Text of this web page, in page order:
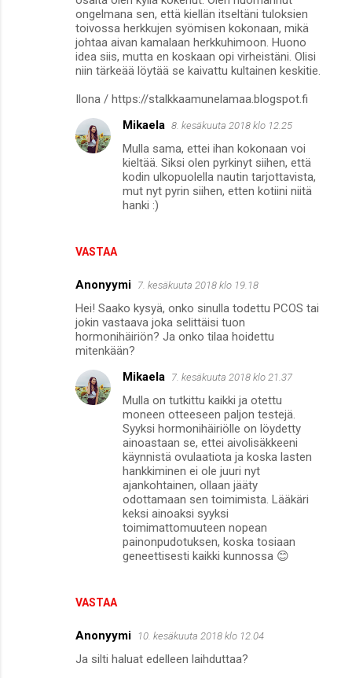
ongelmana sen, että kiellän itseltäni tuloksien
toivossa herkkujen syömisen kokonaan, mikä
johtaa aivan kamalaan herkkuhimoon. Huono
idea siis, mutta en koskaan opi virheistäni. Olisi
niin tärkeää löytää se kaivattu kultainen keskitie.
Ilona / https://stalkkaamunelamaa.blogspot.fi
VASTAA
Mikaela 8. kesäkuuta 2018 klo 12.25
Mulla sama, ettei ihan kokonaan voi
kieltää. Siksi olen pyrkinyt siihen, että
kodin ulkopuolella nautin tarjottavista,
mut nyt pyrin siihen, etten kotiini niitä
hanki :)
Anonyymi 7. kesäkuuta 2018 klo 19.18
Hei! Saako kysyä, onko sinulla todettu PCOS tai
jokin vastaava joka selittäisi tuon
hormonihäiriön? Ja onko tilaa hoidettu
mitenkään?
VASTAA
Mikaela 7. kesäkuuta 2018 klo 21.37
Mulla on tutkittu kaikki ja otettu
moneen otteeseen paljon testejä.
Syyksi hormonihäiriölle on löydetty
ainoastaan se, ettei aivolisäkkeeni
käynnistä ovulaatiota ja koska lasten
hankkiminen ei ole juuri nyt
ajankohtainen, ollaan jääty
odottamaan sen toimimista. Lääkäri
keksi ainoaksi syyksi
toimimattomuuteen nopean
painonpudotuksen, koska tosiaan
geneettisesti kaikki kunnossa 😊
Anonyymi 10. kesäkuuta 2018 klo 12.04
Ja silti haluat edelleen laihduttaa?